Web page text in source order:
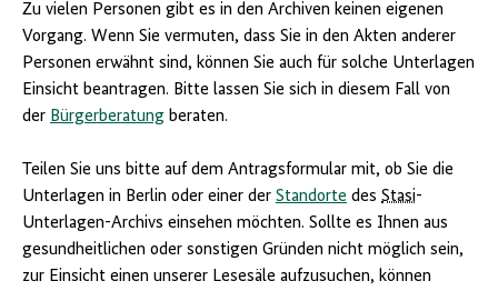
Zu vielen Personen gibt es in den Archiven keinen eigenen
Vorgang. Wenn Sie vermuten, dass Sie in den Akten anderer
Personen erwähnt sind, können Sie auch für solche Unterlagen
Einsicht beantragen. Bitte lassen Sie sich in diesem Fall von
der Bürgerberatung beraten.
Teilen Sie uns bitte auf dem Antragsformular mit, ob Sie die
Unterlagen in Berlin oder einer der Standorte des Stasi-
Unterlagen-Archivs einsehen möchten. Sollte es Ihnen aus
gesundheitlichen oder sonstigen Gründen nicht möglich sein,
zur Einsicht einen unserer Lesesäle aufzusuchen, können